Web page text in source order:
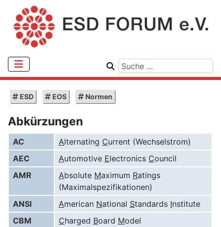
ESD EOS Normen
Abkürzungen
AC Alternating Current (Wechselstrom)
AEC
Automotive Electronics Council
AMR
Absolute Maximum Ratings
(Maximalspezifikationen)
ANSI
American National Standards Institute
CBM
Charged Board Model